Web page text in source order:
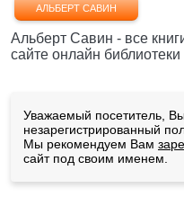
АЛЬБЕРТ САВИН
Альберт Савин - все
сайте онлайн
Уважаемый посетитель,
незарегистрированный
Мы рекомендуем Вам
сайт под своим именем.